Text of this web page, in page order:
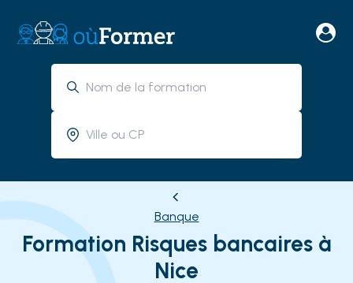
Banque
Formation Risques bancaires à
Nice